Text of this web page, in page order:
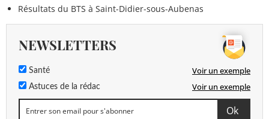
Résultats du BTS à Saint-Didier-sous-Aubenas
NEWSLETTERS
Santé Voir un exemple
Astuces de la rédac Voir un exemple